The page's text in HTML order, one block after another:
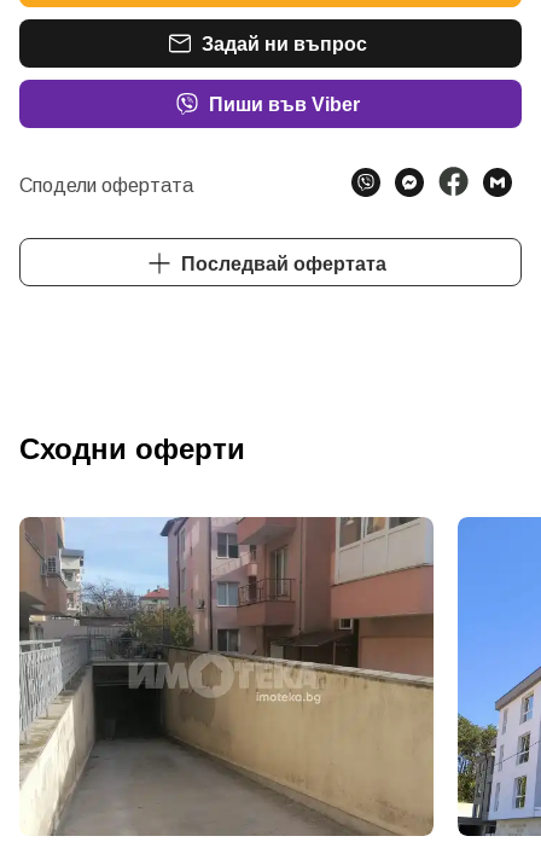
Задай ни въпрос
Пиши във Viber
Сподели офертата
Последвай офертата
Сходни оферти